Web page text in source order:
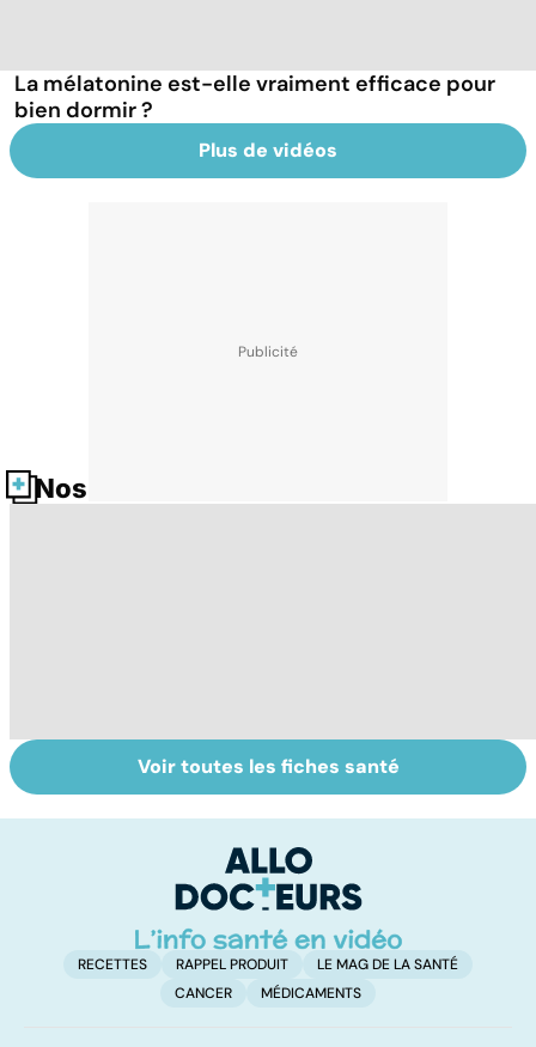
La mélatonine est-elle vraiment efficace pour
bien dormir ?
Plus de vidéos
Nos fiches santé
Narcolepsie : des
crises de
Bien dormir,
mais... sans
Voir toutes les fiches santé
RECETTES RAPPEL PRODUIT
LE MAG DE LA SANTÉ
CANCER
MÉDICAMENTS